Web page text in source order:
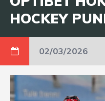
HOCKEY
02/03/2026